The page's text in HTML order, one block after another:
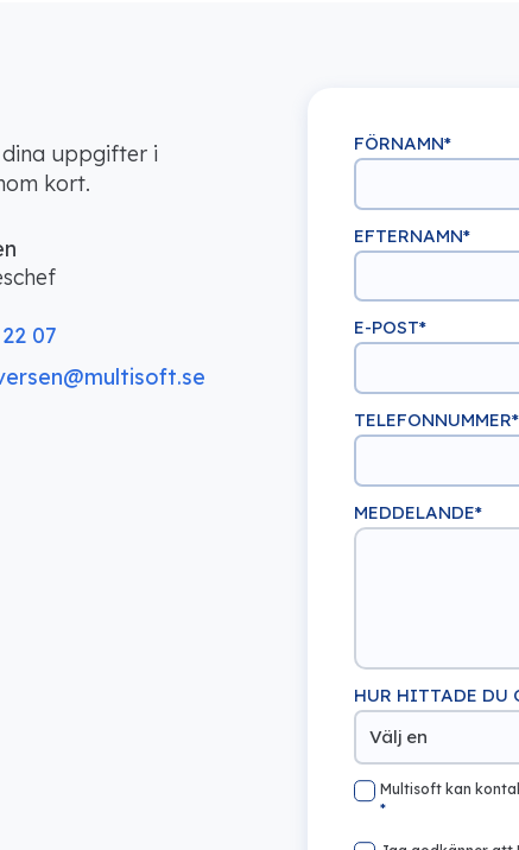
uppgifter i
kort.
07
FÖRNAMN*
EFTERNAMN*
E-POST*
TELEFONNUMMER*
MEDDELANDE*
HUR HITTADE DU
Multisoft kan
*